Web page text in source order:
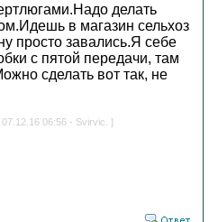
делать
в магазин сельхоз
просто завались.Я себе
с пятой передачи, там
сделать вот так, не
06:56 - Svirvic. ]